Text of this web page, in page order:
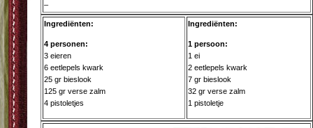
–
Ingrediënten:
4 personen:
3 eieren
6 eetlepels kwark
25 gr bieslook
125 gr verse zalm
4 pistoletjes
Ingrediënten:
1 persoon:
1 ei
2 eetlepels kwark
7 gr bieslook
32 gr verse zalm
1 pistoletje